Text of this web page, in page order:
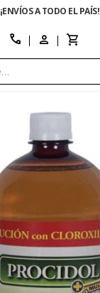
¡ENVÍOS A TODO EL PAÍS!
call